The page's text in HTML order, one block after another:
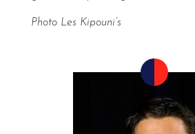
Photo Les Kipouni’s